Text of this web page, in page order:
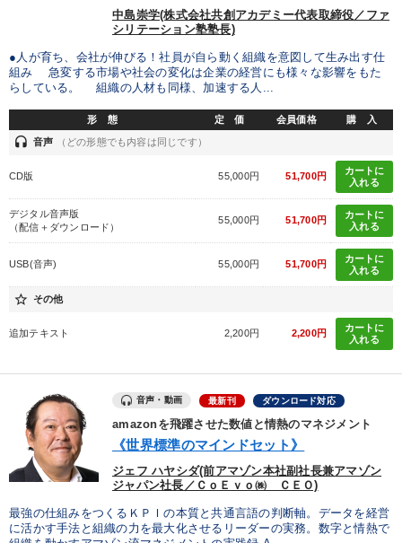
※「更新」を押すと「タグ・キーワード」を更新いただけます。
中島崇学(株式会社共創アカデミー代表取締役／ファ
シリテーション塾塾長)
●人が育ち、会社が伸びる！社員が自ら動く組織を意図して生み出す仕
組み 急変する市場や社会の変化は企業の経営にも様々な影響をもた
らしている。 組織の人材も同様、加速する人...
形 態 定 価 会員価格 購 入
headset 音声 （どの形態でも内容は同じです）
CD版 55,000円 51,700円
カートに
入れる
デジタル音声版
（配信＋ダウンロード）
55,000円 51,700円
カートに
入れる
USB(音声) 55,000円 51,700円
カートに
入れる
star_border その他
追加テキスト 2,200円 2,200円
カートに
入れる
音声・動画 最新刊 ダウンロード対応
amazonを飛躍させた数値と情熱のマネジメント
《世界標準のマインドセット》
ジェフ ハヤシダ(前アマゾン本社副社長兼アマゾン
ジャパン社長／ＣｏＥｖｏ㈱ ＣＥＯ)
最強の仕組みをつくるＫＰＩの本質と共通言語の判断軸。データを経営
に活かす手法と組織の力を最大化させるリーダーの実務。数字と情熱で